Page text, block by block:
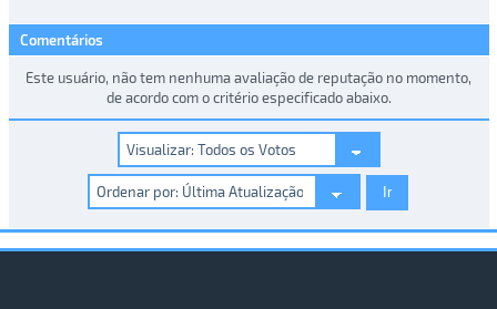
Comentários
Este usuário, não tem nenhuma avaliação de reputação no momento,
de acordo com o critério especificado abaixo.